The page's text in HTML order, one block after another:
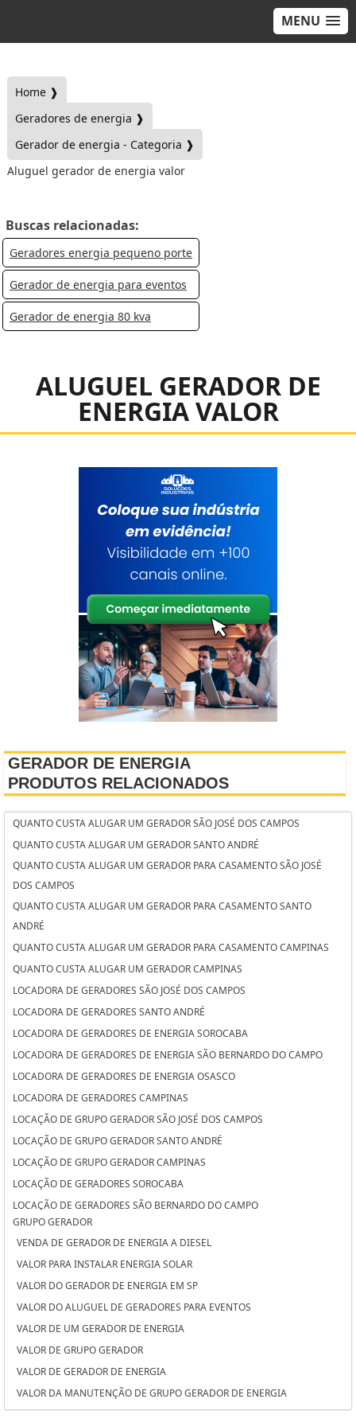
MENU
Home ❱
Geradores de energia ❱
Gerador de energia - Categoria ❱
Aluguel gerador de energia valor
Buscas relacionadas:
Geradores energia pequeno porte
Gerador de energia para eventos
Gerador de energia 80 kva
ALUGUEL GERADOR DE
ENERGIA VALOR
GERADOR DE ENERGIA
PRODUTOS RELACIONADOS
QUANTO CUSTA ALUGAR UM GERADOR SÃO JOSÉ DOS CAMPOS
QUANTO CUSTA ALUGAR UM GERADOR SANTO ANDRÉ
QUANTO CUSTA ALUGAR UM GERADOR PARA CASAMENTO SÃO JOSÉ
DOS CAMPOS
QUANTO CUSTA ALUGAR UM GERADOR PARA CASAMENTO SANTO
ANDRÉ
QUANTO CUSTA ALUGAR UM GERADOR PARA CASAMENTO CAMPINAS
QUANTO CUSTA ALUGAR UM GERADOR CAMPINAS
LOCADORA DE GERADORES SÃO JOSÉ DOS CAMPOS
LOCADORA DE GERADORES SANTO ANDRÉ
LOCADORA DE GERADORES DE ENERGIA SOROCABA
LOCADORA DE GERADORES DE ENERGIA SÃO BERNARDO DO CAMPO
LOCADORA DE GERADORES DE ENERGIA OSASCO
LOCADORA DE GERADORES CAMPINAS
LOCAÇÃO DE GRUPO GERADOR SÃO JOSÉ DOS CAMPOS
LOCAÇÃO DE GRUPO GERADOR SANTO ANDRÉ
LOCAÇÃO DE GRUPO GERADOR CAMPINAS
LOCAÇÃO DE GERADORES SOROCABA
LOCAÇÃO DE GERADORES SÃO BERNARDO DO CAMPO
LOCAÇÃO DE GERADORES PARA CASAMENTO SOROCABA
LOCAÇÃO DE GERADORES PARA CASAMENTO SÃO BERNARDO DO
CAMPO
LOCAÇÃO DE GERADORES PARA CASAMENTO OSASCO
LOCAÇÃO DE GERADORES OSASCO
LOCAÇÃO DE GERADORES DE ENERGIA SÃO JOSÉ DOS CAMPOS
LOCAÇÃO DE GERADORES DE ENERGIA SANTO ANDRÉ
LOCAÇÃO DE GERADORES DE ENERGIA A DIESEL SOROCABA
LOCAÇÃO DE GERADORES DE ENERGIA A DIESEL SÃO BERNARDO DO
GRUPO GERADOR
VENDA DE GERADOR DE ENERGIA A DIESEL
VALOR PARA INSTALAR ENERGIA SOLAR
VALOR DO GERADOR DE ENERGIA EM SP
VALOR DO ALUGUEL DE GERADORES PARA EVENTOS
VALOR DE UM GERADOR DE ENERGIA
VALOR DE GRUPO GERADOR
VALOR DE GERADOR DE ENERGIA
VALOR DA MANUTENÇÃO DE GRUPO GERADOR DE ENERGIA
VALOR ALUGUEL GERADOR